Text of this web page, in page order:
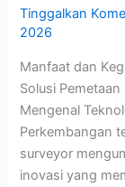
Tinggalkan
2026
Manfaat dan
Solusi
Mengenal
Perkembangan
surveyor
inovasi yang